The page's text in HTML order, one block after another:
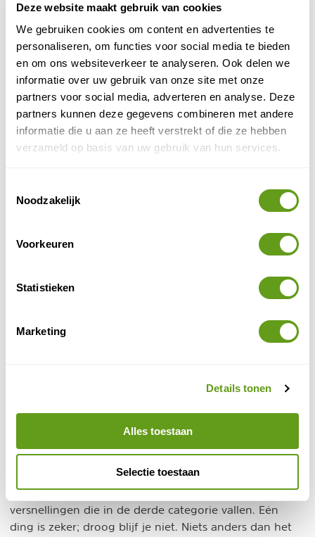
Deze website maakt gebruik van cookies
We gebruiken cookies om content en advertenties te
personaliseren, om functies voor social media te bieden
en om ons websiteverkeer te analyseren. Ook delen we
informatie over uw gebruik van onze site met onze
partners voor social media, adverteren en analyse. Deze
partners kunnen deze gegevens combineren met andere
informatie die u aan ze heeft verstrekt of die ze hebben
verzameld op basis van uw gebruik van hun services.
Noodzakelijk
Voorkeuren
Statistieken
Marketing
Details tonen
Alles toestaan
Selectie toestaan
2. Raften
De zon staat nog hoog aan de hemel als je om negen
uur ‘s avonds in de boot stapt. Dit is
. In het kleine dorpje Kayla, middenin het
Oulanka National Park, wordt het dorpsgebouw voor
veel doeleinden gebruikt. In de zomer staan er rijen
opgesteld. Vanaf hier ga je op weg naar de eerste
Eerst even oefenen, dan staan zeven rapids op het
programma. Variërend van het eenvoudige categorie
één werk tot aan de wat meer uitdagende
versnellingen die in de derde categorie vallen. Eén
ding is zeker; droog blijf je niet. Niets anders dan het